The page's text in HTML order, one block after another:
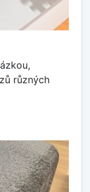
různých